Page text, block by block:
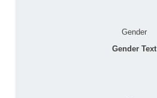
Gender
Gender Text